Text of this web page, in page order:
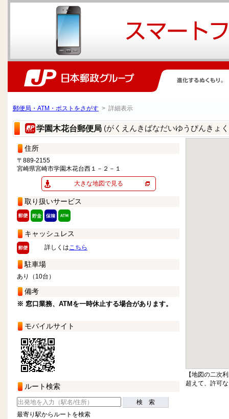
郵便局・ATM・ポストをさがす > 詳細表示
学園木花台郵便局 (がくえんきばなだいゆうびんきょ
住所
〒889-2155
宮崎県宮崎市学園木花台西１－２－１
大きな地図で見る
取り扱いサービス
キャッシュレス
詳しくはこちら
駐車場
あり（10台）
備考
※ 窓口業務、ATMを一時休止する場合があります。
モバイルサイト
ルート検索
検 索
最寄り駅からルートを検索
【地図の二次
超えて、許可